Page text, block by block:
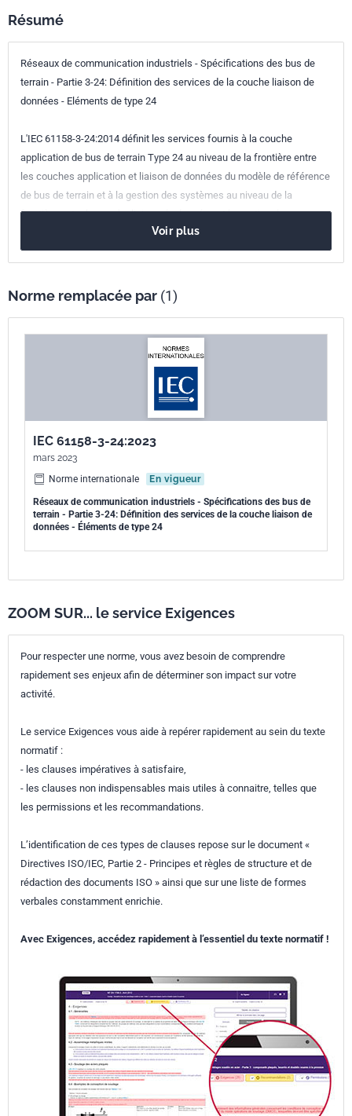
25.040.40
Résumé
Réseaux de communication industriels - Spécifications des bus de
terrain - Partie 3-24: Définition des services de la couche liaison de
données - Eléments de type 24
L'IEC 61158-3-24:2014 définit les services fournis à la couche
application de bus de terrain Type 24 au niveau de la frontière entre
les couches application et liaison de données du modèle de référence
de bus de terrain et à la gestion des systèmes au niveau de la
frontière entre la couche liaison de données et la gestion des
systèmes selon le modèle de référence de bus de terrain.
Voir plus
Norme remplacée par (1)
IEC 61158-3-24:2023
mars 2023
Norme internationale
En vigueur
Réseaux de communication industriels - Spécifications des bus de
terrain - Partie 3-24: Définition des services de la couche liaison de
données - Éléments de type 24
ZOOM SUR... le service Exigences
Pour respecter une norme, vous avez besoin de comprendre
rapidement ses enjeux afin de déterminer son impact sur votre
activité.
Le service Exigences vous aide à repérer rapidement au sein du texte
normatif :
- les clauses impératives à satisfaire,
- les clauses non indispensables mais utiles à connaitre, telles que
les permissions et les recommandations.
L’identification de ces types de clauses repose sur le document «
Directives ISO/IEC, Partie 2 - Principes et règles de structure et de
rédaction des documents ISO » ainsi que sur une liste de formes
verbales constamment enrichie.
Avec Exigences, accédez rapidement à l’essentiel du texte normatif !